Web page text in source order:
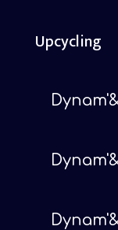
Upcycling